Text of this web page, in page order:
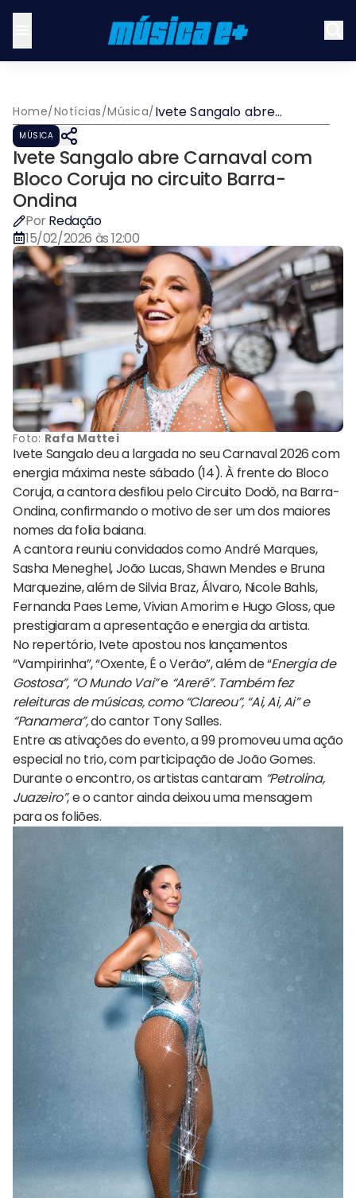
Home/Notícias/Música/Ivete Sangalo abre
Carnaval com Bloco Coruja
MÚSICA
Ivete Sangalo abre Carnaval com
Bloco Coruja no circuito Barra-
Ondina
Por Redação
15/02/2026 às 12:00
Foto: Rafa Mattei
Ivete Sangalo deu a largada no seu Carnaval 2026 com
energia máxima neste sábado (14). À frente do Bloco
Coruja, a cantora desfilou pelo Circuito Dodô, na Barra-
Ondina, confirmando o motivo de ser um dos maiores
nomes da folia baiana.
A cantora reuniu convidados como André Marques,
Sasha Meneghel, João Lucas, Shawn Mendes e Bruna
Marquezine, além de Silvia Braz, Álvaro, Nicole Bahls,
Fernanda Paes Leme, Vivian Amorim e Hugo Gloss, que
prestigiaram a apresentação e energia da artista.
No repertório, Ivete apostou nos lançamentos
“Vampirinha”, “Oxente, É o Verão”, além de “Energia de
Gostosa”, “O Mundo Vai”e “Arerê”. Também fez
releituras de músicas, como “Clareou”, “Ai, Ai, Ai” e
“Panamera”,do cantor Tony Salles.
Entre as ativações do evento, a 99 promoveu uma ação
especial no trio, com participação de João Gomes.
Durante o encontro, os artistas cantaram “Petrolina,
Juazeiro”, e o cantor ainda deixou uma mensagem
para os foliões.